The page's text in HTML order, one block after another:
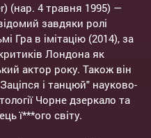
(нар. 4 травня 1995) —
завдяки ролі
Гра в імітацію (2014), за
Лондона як
актор року. Також він
і танцюй" науково-
Чорне дзеркало та
ї***ого світу.